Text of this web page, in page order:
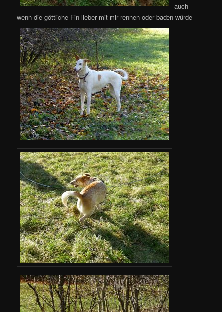
auch
wenn die göttliche Fin lieber mit mir rennen oder baden würde